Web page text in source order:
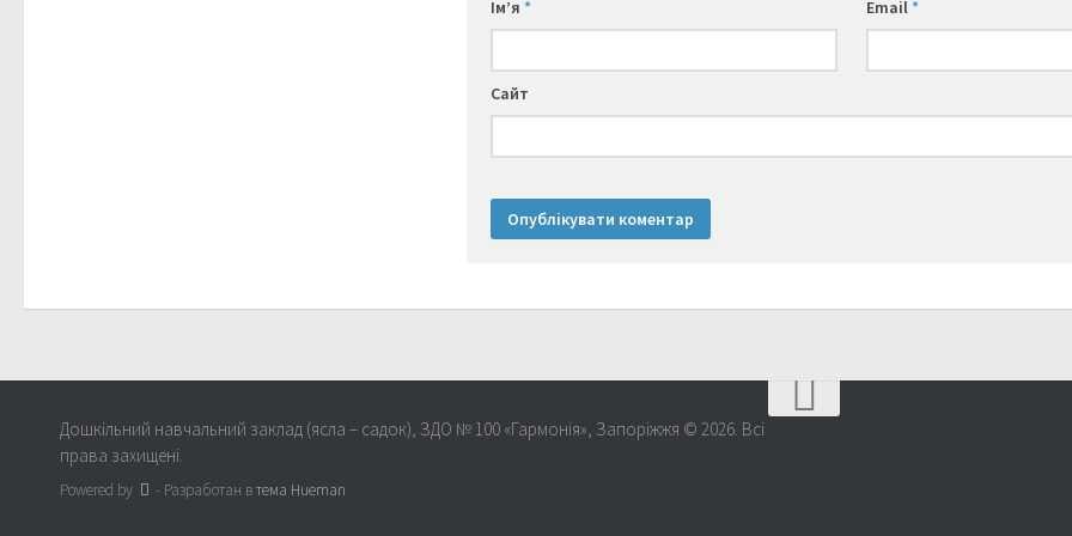
Ім’я * Email*
Сайт
Дошкільний навчальний заклад (ясла – садок), ЗДО № 100 «Гармонія», Запоріжжя © 2026. Всі
права захищені.
Powered by - Разработан втема Hueman